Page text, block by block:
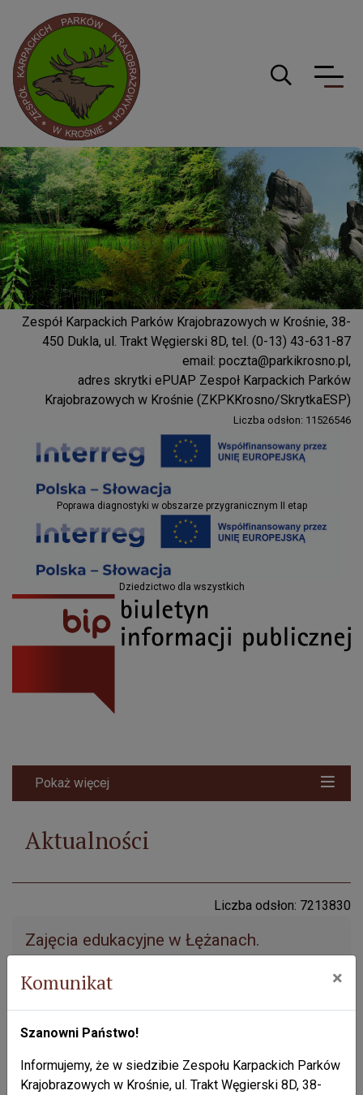
Projekty EU
Poprawa diagnostyki w obszarze przygranicznym II etap
Projekty EU
Dziedzictwo dla wszystkich
Zespół Karpackich Parków Krajobrazowych w Krośnie, 38-
450 Dukla, ul. Trakt Węgierski 8D, tel. (0-13) 43-631-87
email: poczta@parkikrosno.pl,
adres skrytki ePUAP Zespoł Karpackich Parków
Krajobrazowych w Krośnie (ZKPKKrosno/SkrytkaESP)
Liczba odsłon: 11526546
Parki Krosno
Logo serwisu
Pokaż więcej
Aktualności
Liczba odsłon: 7213830
Zajęcia edukacyjne w Łężanach.
Przycisk
Przycisk
Łężanach odbyły się zajęcia dla dzieci w ramach
realizowanego przez szkołę projektu edukacyjnego „Las”.
Komunikat ×
Szanowni Państwo!
Informujemy, że w siedzibie Zespołu Karpackich Parków
Krajobrazowych w Krośnie, ul. Trakt Węgierski 8D, 38-